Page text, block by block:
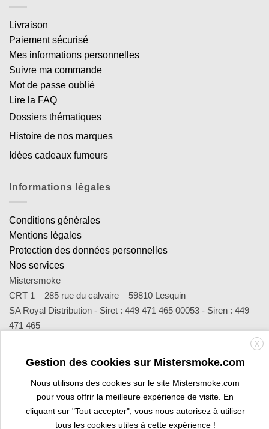
Livraison
Paiement sécurisé
Mes informations personnelles
Suivre ma commande
Mot de passe oublié
Lire la FAQ
Dossiers thématiques
Histoire de nos marques
Idées cadeaux fumeurs
Informations légales
Conditions générales
Mentions légales
Protection des données personnelles
Nos services
Mistersmoke
CRT 1 – 285 rue du calvaire – 59810 Lesquin
SA Royal Distribution - Siret : 449 471 465 00053 - Siren : 449
471 465
Credit
Card
MasterCard
Apple
Pay
Bank
Transfer
Visa
Visa
Electron
X
Gestion des cookies sur Mistersmoke.com
Nous utilisons des cookies sur le site Mistersmoke.com
pour vous offrir la meilleure expérience de visite. En
cliquant sur "Tout accepter", vous nous autorisez à utiliser
tous les cookies utiles à cette expérience !